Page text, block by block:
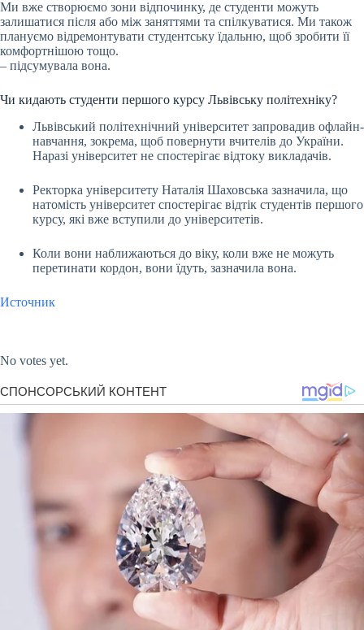
Ми вже створюємо зони відпочинку, де студенти можуть
залишатися після або між заняттями та спілкуватися. Ми також
плануємо відремонтувати студентську їдальню, щоб зробити її
комфортнішою тощо.
– підсумувала вона.
Чи кидають студенти першого курсу Львівську політехніку?
Львівський політехнічний університет запровадив офлайн-
навчання, зокрема, щоб повернути вчителів до України.
Наразі університет не спостерігає відтоку викладачів.
Ректорка університету Наталія Шаховська зазначила, що
натомість університет спостерігає відтік студентів першого
курсу, які вже вступили до університетів.
Коли вони наближаються до віку, коли вже не можуть
перетинати кордон, вони їдуть, зазначила вона.
Источник
No votes yet.